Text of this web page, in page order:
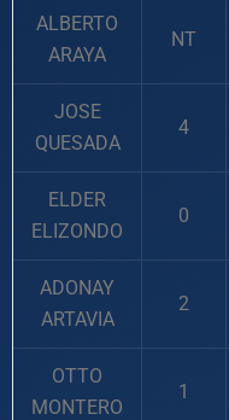
ALBERTO
ARAYA
NT
JOSE
QUESADA
4
ELDER
ELIZONDO
0
ADONAY
ARTAVIA
2
OTTO
MONTERO
1